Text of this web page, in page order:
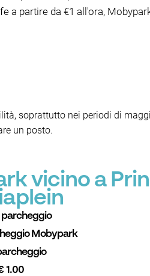
a partire da €1 all'ora,
soprattutto nei periodi di
un posto.
vicino a
parcheggio
Mobypark
1.00